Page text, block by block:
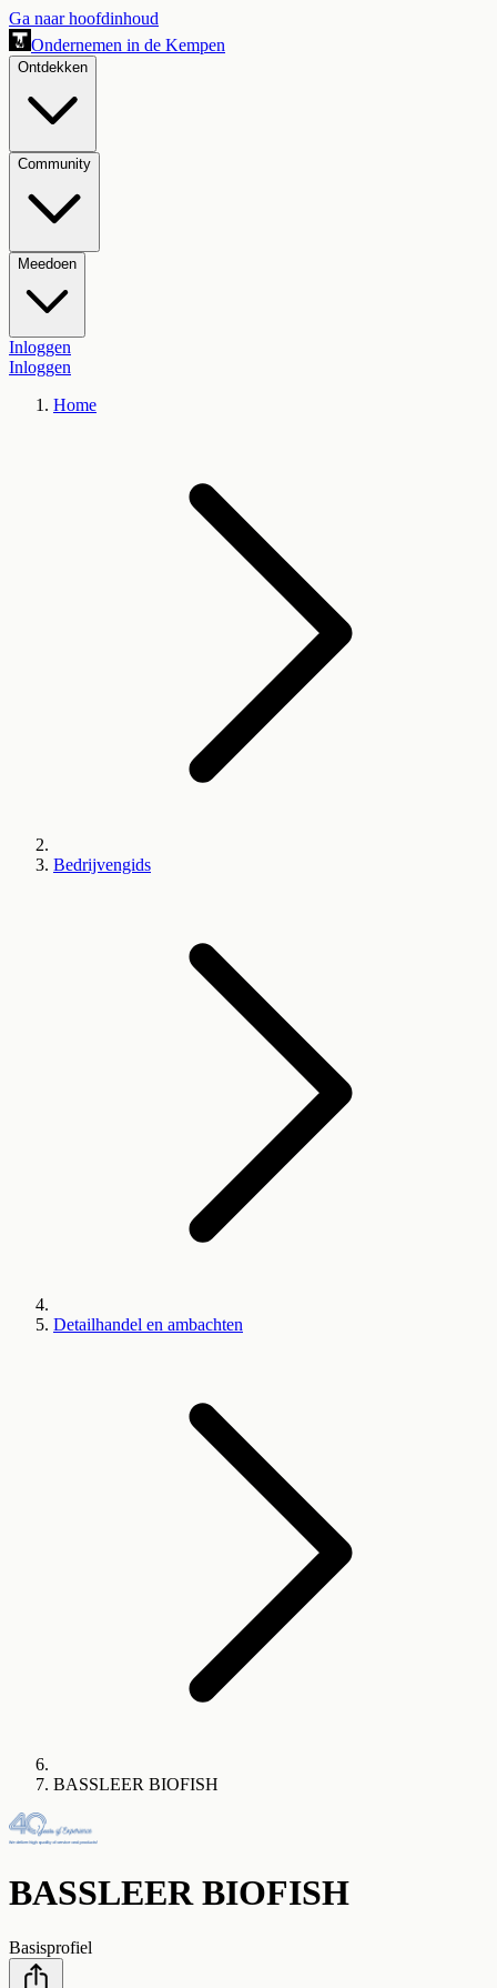
Ga naar hoofdinhoud
Ondernemen in de Kempen
Ontdekken
Community
Meedoen
Inloggen
Inloggen
Home
Bedrijvengids
Detailhandel en ambachten
BASSLEER BIOFISH
BASSLEER BIOFISH
Basisprofiel